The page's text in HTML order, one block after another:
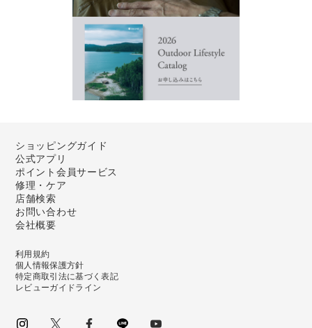
ショッピングガイド
公式アプリ
ポイント会員サービス
修理・ケア
店舗検索
お問い合わせ
会社概要
利用規約
個人情報保護方針
特定商取引法に基づく表記
レビューガイドライン